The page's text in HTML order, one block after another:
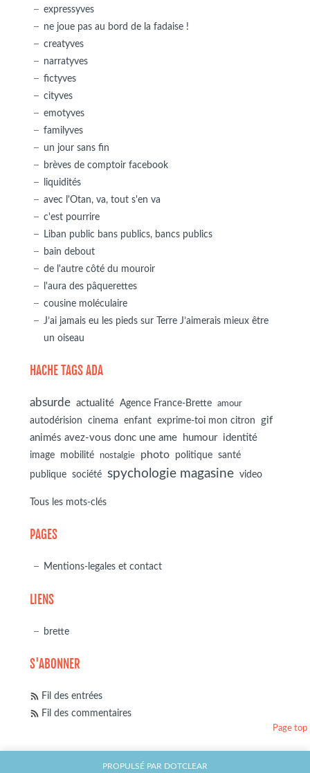
expressyves
ne joue pas au bord de la fadaise !
creatyves
narratyves
fictyves
cityves
emotyves
familyves
un jour sans fin
brèves de comptoir facebook
liquidités
avec l'Otan, va, tout s'en va
c'est pourrire
Liban public bans publics, bancs publics
bain debout
de l'autre côté du mouroir
l'aura des pâquerettes
cousine moléculaire
J’ai jamais eu les pieds sur Terre J’aimerais mieux être
un oiseau
HACHE TAGS ADA
absurde actualité Agence France-Brette amour
autodérision cinema enfant exprime-toi mon citron
gif
animés avez-vous donc une ame
humour identité
image mobilité nostalgie photo politique
santé
publique
société spychologie magasine video
Tous les mots-clés
PAGES
Mentions-legales et contact
LIENS
brette
S'ABONNER
Fil des entrées
Fil des commentaires
PROPULSÉ PAR DOTCLEAR
Page top